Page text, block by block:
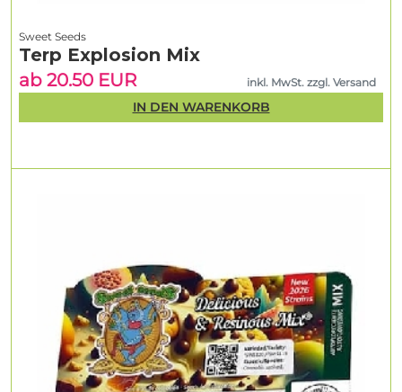
Sweet Seeds
Terp Explosion Mix
ab 20.50 EUR
inkl. MwSt. zzgl. Versand
IN DEN WARENKORB